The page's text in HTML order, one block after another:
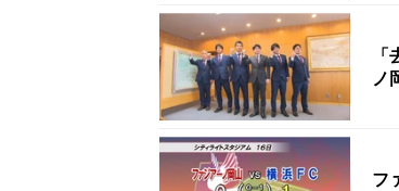
ノ
フ